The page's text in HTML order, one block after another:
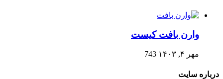
وارن بافت کیست
مهر ۴, ۱۴۰۳ 743
درباره سایت